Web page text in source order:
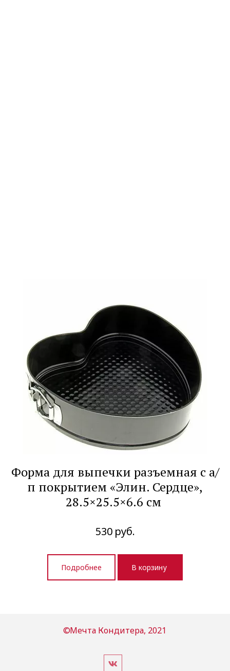
Форма для выпечки разъемная с а/
п покрытием «Элин. Сердце»,
28.5×25.5×6.6 см
530 руб.
Подробнее В корзину
©Мечта Кондитера, 2021